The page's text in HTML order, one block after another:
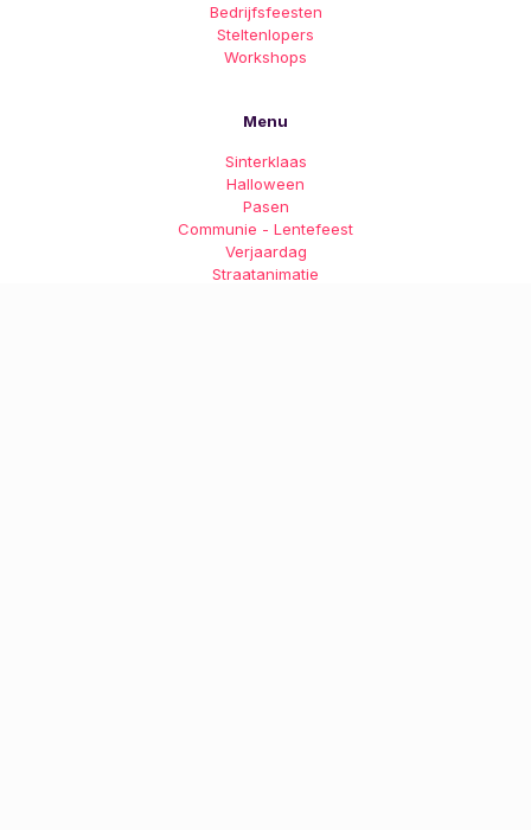
Bedrijfsfeesten
Steltenlopers
Workshops
Menu
Sinterklaas
Halloween
Pasen
Communie - Lentefeest
Verjaardag
Straatanimatie